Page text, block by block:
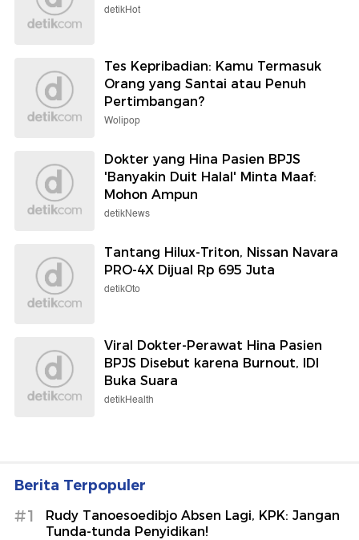
detikHot
Tes Kepribadian: Kamu Termasuk
Orang yang Santai atau Penuh
Pertimbangan?
Wolipop
Dokter yang Hina Pasien BPJS
'Banyakin Duit Halal' Minta Maaf:
Mohon Ampun
detikNews
Tantang Hilux-Triton, Nissan Navara
PRO-4X Dijual Rp 695 Juta
detikOto
Viral Dokter-Perawat Hina Pasien
BPJS Disebut karena Burnout, IDI
Buka Suara
detikHealth
Berita Terpopuler
#1
Rudy Tanoesoedibjo Absen Lagi, KPK: Jangan
Tunda-tunda Penyidikan!